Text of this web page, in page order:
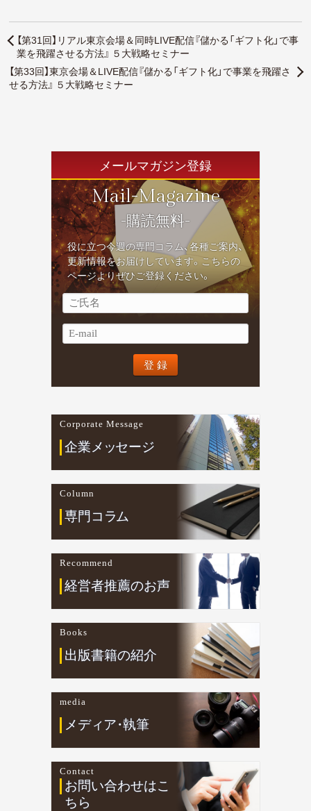
【第31回】リアル東京会場＆同時LIVE配信『儲かる「ギフト化」で事
業を飛躍させる方法』 ５大戦略セミナー
【第33回】東京会場＆LIVE配信『儲かる「ギフト化」で事業を飛躍さ
せる方法』 ５大戦略セミナー
メールマガジン登録
Mail-Magazine
-購読無料-
役に立つ今週の専門コラム、各種ご案内、
更新情報をお届けしています。こちらの
ページよりぜひご登録ください。
Corporate Message
企業メ ッセージ
Column
専門コ ラム
Recommend
経営者推薦のお声
Books
出版書籍の紹介
media
メディア・執筆
Contact
お問い合わせはこ
ちら